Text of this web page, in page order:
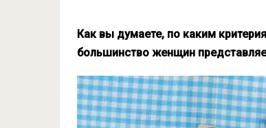
Как вы думаете, по каким
большинство женщин